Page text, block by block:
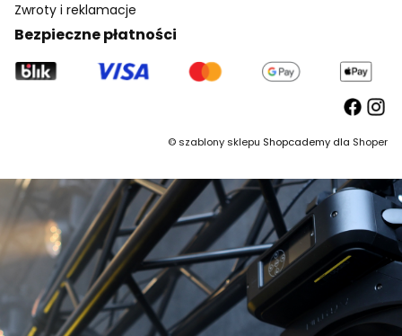
Zwroty i reklamacje
Bezpieczne płatności
©szablony sklepu Shopcademy dla Shoper